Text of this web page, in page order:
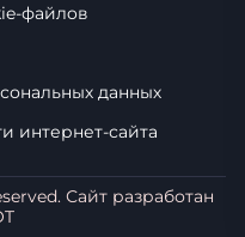
фaйлoв
данных
интернет-сайта
Сайт разработан